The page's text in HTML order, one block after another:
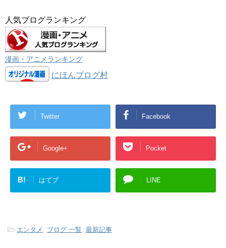
人気ブログランキング
漫画・アニメランキング
にほんブログ村
Twitter Facebook
Google+ Pocket
B! はてブ LINE
-エンタメ ブログ 一覧 最新記事